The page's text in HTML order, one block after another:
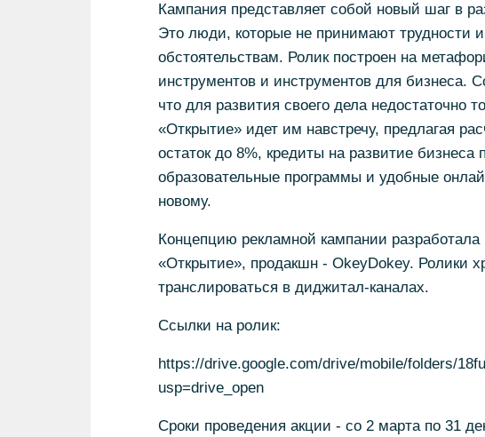
Кампания представляет собой новый шаг в
Это люди, которые не принимают трудности
обстоятельствам. Ролик построен на
инструментов и инструментов для бизнеса.
что для развития своего дела недостаточно
«Открытие» идет им навстречу, предлагая
остаток до 8%, кредиты на развитие бизнеса
образовательные программы и удобные
новому.
Концепцию рекламной кампании разработала
«Открытие», продакшн - OkeyDokey. Ролики
транслироваться в диджитал-каналах.
Ссылки на ролик:
https://drive.google.com/drive/mobile/folders/
usp=drive_open
Сроки проведения акции - со 2 марта по 31